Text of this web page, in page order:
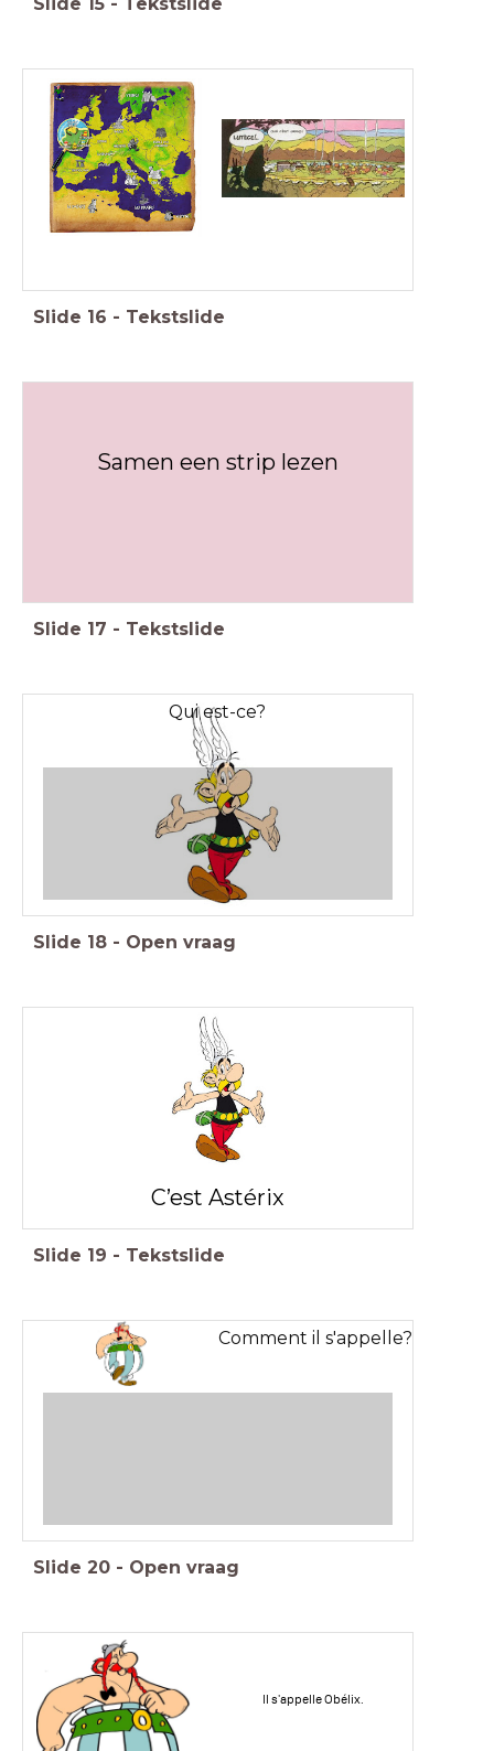
Slide 16 - Tekstslide
Samen een strip lezen
Slide 17 - Tekstslide
Qui est-ce?
Slide 18 - Open vraag
C’est Astérix
Slide 19 - Tekstslide
Comment il s'appelle?
Slide 20 - Open vraag
Il s'appelle Obélix.